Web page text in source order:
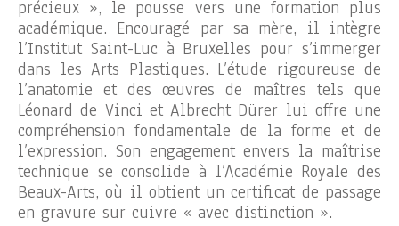
précieux », le pousse vers une formation plus
académique. Encouragé par sa mère, il intègre
l’Institut Saint-Luc à Bruxelles pour s’immerger
dans les Arts Plastiques. L’étude rigoureuse de
l’anatomie et des œuvres de maîtres tels que
Léonard de Vinci et Albrecht Dürer lui offre une
compréhension fondamentale de la forme et de
l’expression. Son engagement envers la maîtrise
technique se consolide à l’Académie Royale des
Beaux-Arts, où il obtient un certificat de passage
en gravure sur cuivre « avec distinction ».